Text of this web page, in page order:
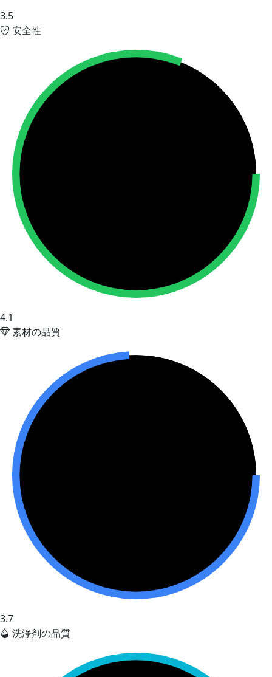
3.5
安全性
4.1
素材の品質
3.7
洗浄剤の品質